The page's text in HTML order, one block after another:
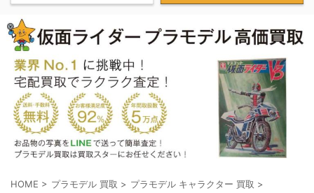
HOME > プラモデル 買取 > プラモデル キャラクター 買取 >